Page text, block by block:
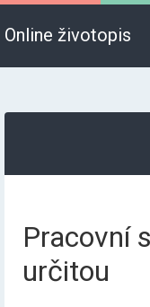
Online životopis
Pracovní
určitou